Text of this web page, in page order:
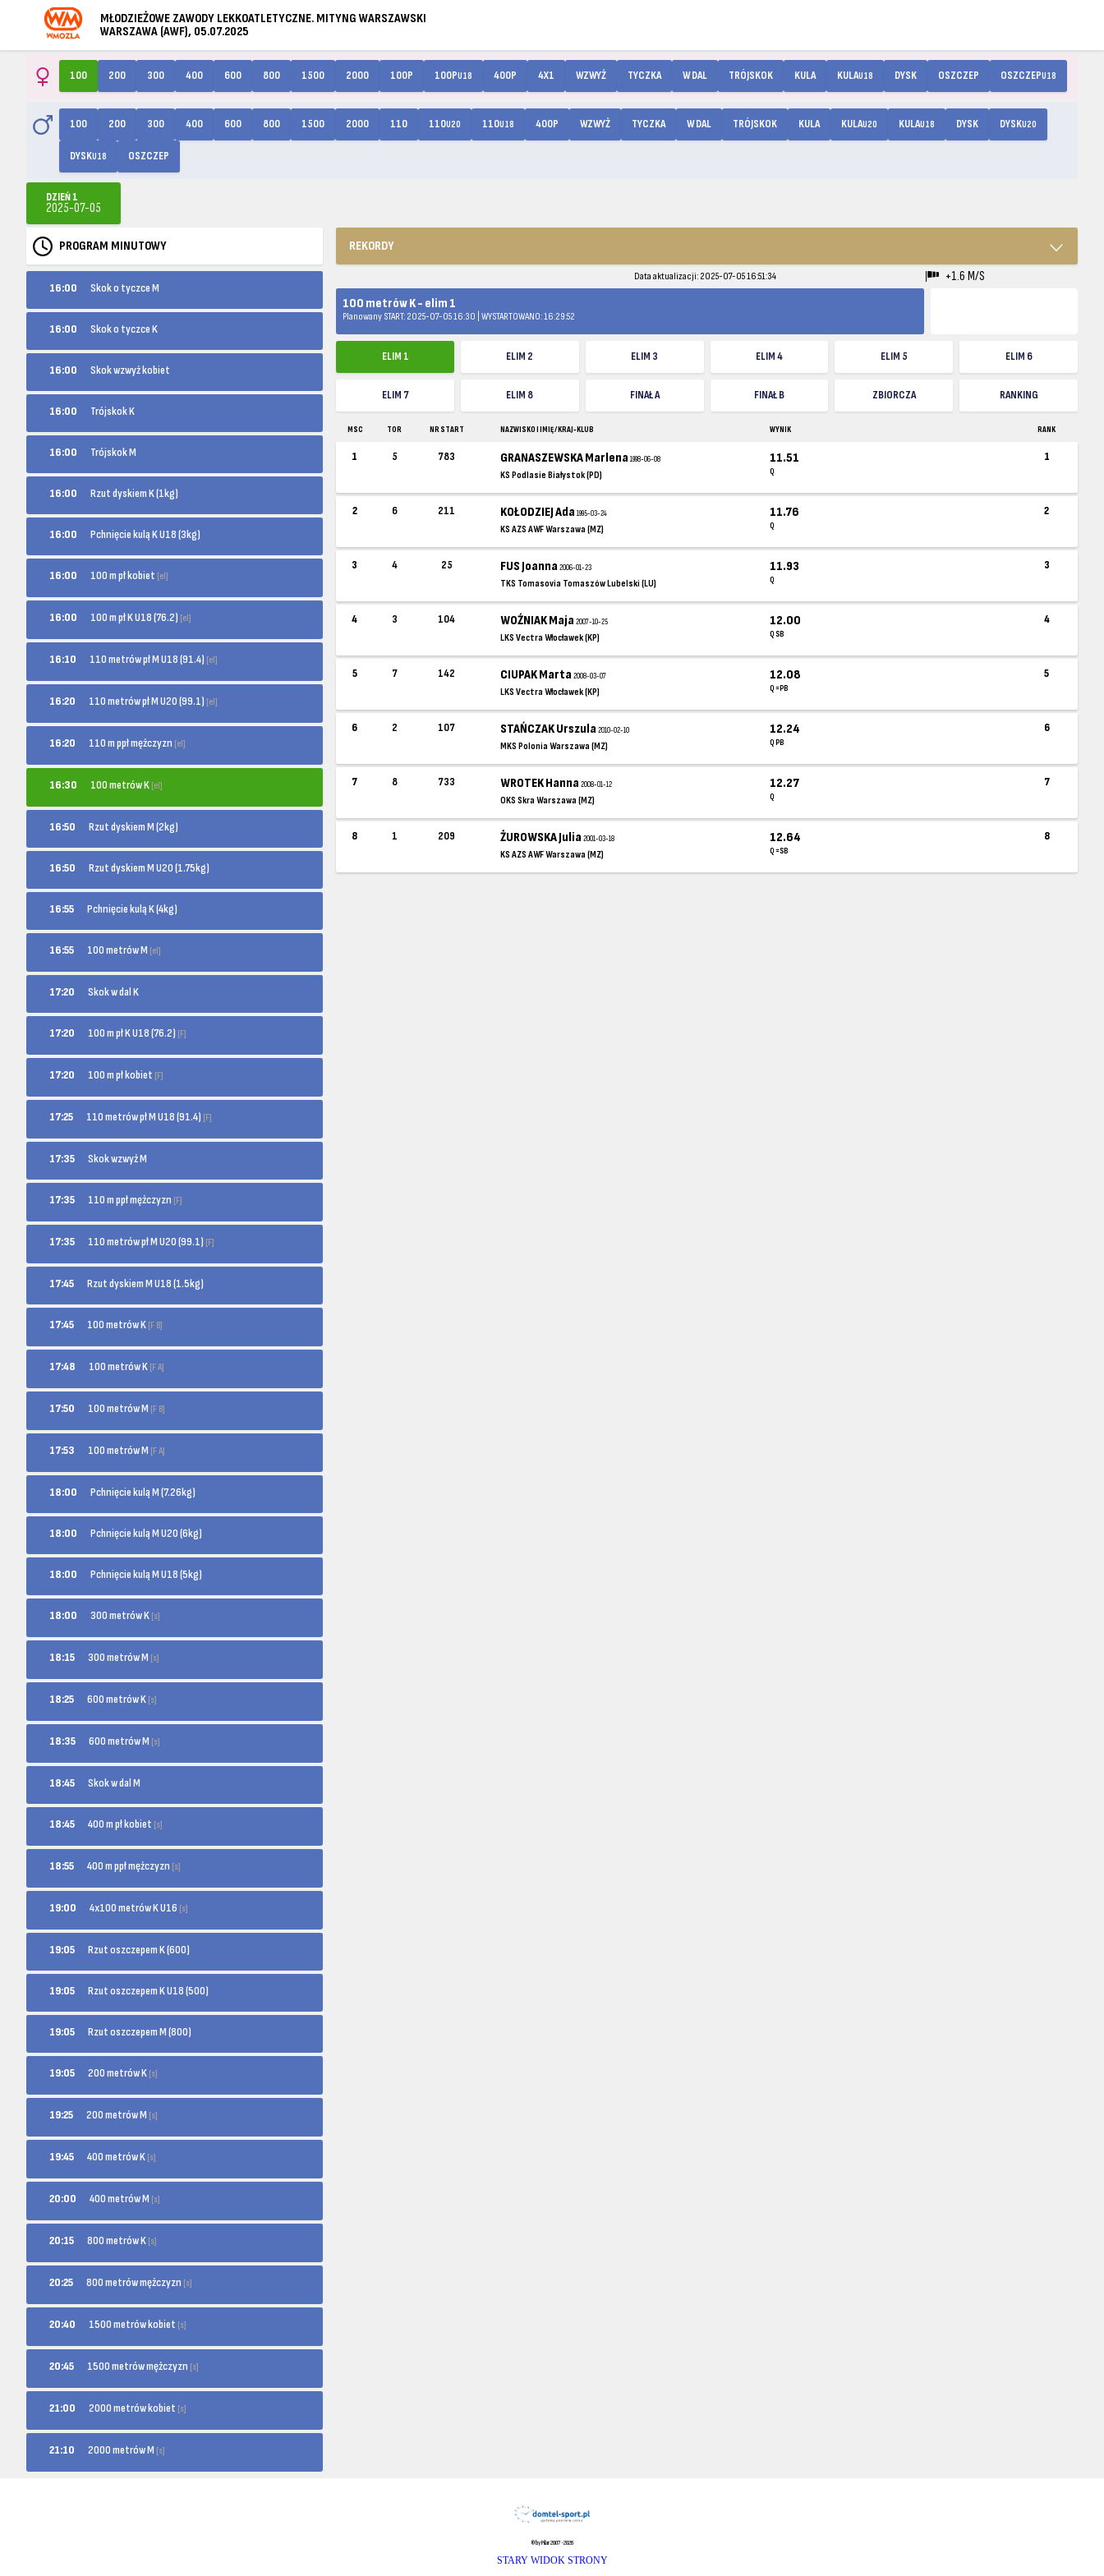
MŁODZIEŻOWE ZAWODY LEKKOATLETYCZNE. MITYNG WARSZAWSKI
WARSZAWA (AWF), 05.07.2025
100 200 300 400 600 800 1500 2000 100P 100PU18 400P 4X1 WZWYŻ TYCZKA W DAL TRÓJSKOK KULA KULAU18 DYSK OSZCZEP OSZCZEPU18
100 200 300 400 600 800 1500 2000 110 110U20 110U18 400P WZWYŻ TYCZKA W DAL TRÓJSKOK KULA KULAU20 KULAU18 DYSK DYSKU20
DYSKU18 OSZCZEP
DZIEŃ 1
2025-07-05
PROGRAM MINUTOWY
16:00 Skok o tyczce M
16:00 Skok o tyczce K
16:00 Skok wzwyż kobiet
16:00 Trójskok K
16:00 Trójskok M
16:00 Rzut dyskiem K (1kg)
16:00 Pchnięcie kulą K U18 (3kg)
16:00 100 m pł kobiet [el]
16:00 100 m pł K U18 (76.2) [el]
16:10 110 metrów pł M U18 (91.4) [el]
16:20 110 metrów pł M U20 (99.1) [el]
16:20 110 m ppł mężczyzn [el]
16:30 100 metrów K [el]
16:50 Rzut dyskiem M (2kg)
16:50 Rzut dyskiem M U20 (1.75kg)
16:55 Pchnięcie kulą K (4kg)
16:55 100 metrów M [el]
17:20 Skok w dal K
17:20 100 m pł K U18 (76.2) [F]
17:20 100 m pł kobiet [F]
17:25 110 metrów pł M U18 (91.4) [F]
17:35 Skok wzwyż M
17:35 110 m ppł mężczyzn [F]
17:35 110 metrów pł M U20 (99.1) [F]
17:45 Rzut dyskiem M U18 (1.5kg)
17:45 100 metrów K [F B]
17:48 100 metrów K [F A]
17:50 100 metrów M [F B]
17:53 100 metrów M [F A]
18:00 Pchnięcie kulą M (7.26kg)
18:00 Pchnięcie kulą M U20 (6kg)
18:00 Pchnięcie kulą M U18 (5kg)
18:00 300 metrów K [s]
18:15 300 metrów M [s]
18:25 600 metrów K [s]
18:35 600 metrów M [s]
18:45 Skok w dal M
18:45 400 m pł kobiet [s]
18:55 400 m ppł mężczyzn [s]
19:00 4x100 metrów K U16 [s]
19:05 Rzut oszczepem K (600)
19:05 Rzut oszczepem K U18 (500)
19:05 Rzut oszczepem M (800)
19:05 200 metrów K [s]
19:25 200 metrów M [s]
19:45 400 metrów K [s]
20:00 400 metrów M [s]
20:15 800 metrów K [s]
20:25 800 metrów mężczyzn [s]
20:40 1500 metrów kobiet [s]
20:45 1500 metrów mężczyzn [s]
21:00 2000 metrów kobiet [s]
21:10 2000 metrów M [s]
REKORDY
Data aktualizacji: 2025-07-05 16:51:34
+1.6 M/S
100 metrów K - elim 1
Planowany START: 2025-07-05 16:30 | WYSTARTOWANO: 16:29:52
ELIM 1 ELIM 2 ELIM 3 ELIM 4 ELIM 5 ELIM 6
ELIM 7 ELIM 8 FINAŁ A FINAŁ B ZBIORCZA RANKING
MSC TOR NR START NAZWISKO I IMIĘ / KRAJ-KLUB WYNIK RANK
1 5 783 GRANASZEWSKA Marlena1998-06-08
KS Podlasie Białystok (PD)
11.51
Q
1
2 6 211 KOŁODZIEJ Ada1995-03-24
KS AZS AWF Warszawa (MZ)
11.76
Q
2
3 4 25 FUS Joanna2006-01-23
TKS Tomasovia Tomaszów Lubelski (LU)
11.93
Q
3
4 3 104 WOŹNIAK Maja2007-10-25
LKS Vectra Włocławek (KP)
12.00
Q SB
4
5 7 142 CIUPAK Marta2008-03-07
LKS Vectra Włocławek (KP)
12.08
Q =PB
5
6 2 107 STAŃCZAK Urszula2010-02-10
MKS Polonia Warszawa (MZ)
12.24
Q PB
6
7 8 733 WROTEK Hanna2008-01-12
OKS Skra Warszawa (MZ)
12.27
Q
7
8 1 209 ŻUROWSKA Julia2001-03-18
KS AZS AWF Warszawa (MZ)
12.64
Q =SB
8
© by Pilar 2007-2026
STARY WIDOK STRONY